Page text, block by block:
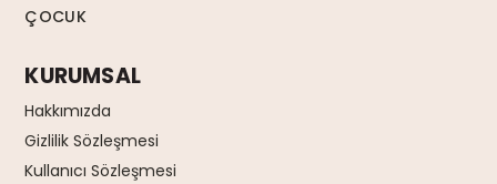
ÇOCUK
KURUMSAL
Hakkımızda
Gizlilik Sözleşmesi
Kullanıcı Sözleşmesi